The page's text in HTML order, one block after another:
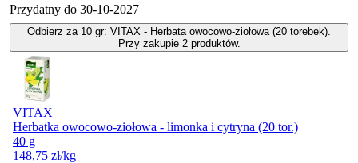
Przydatny do 30-10-2027
Odbierz za 10 gr: VITAX - Herbata owocowo-ziołowa (20 torebek).
Przy zakupie 2 produktów.
VITAX
Herbatka owocowo-ziołowa - limonka i cytryna (20 tor.)
40 g
148,75 zł/kg